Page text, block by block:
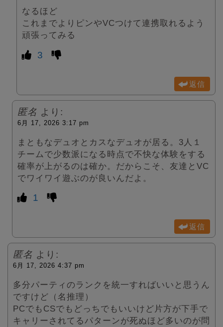
なるほど
これまでよりピンやVCつけて連携取れるよう
頑張ってみる
3
返信
匿名 より:
6月 17, 2026 3:17 pm
まともなデュオとカスなデュオが居る。3人１
チームで少数派になる時点で不快な体験をする
確率が上がるのは確か。だからこそ、友達とVC
でワイワイ遊ぶのが良いんだよ。
1
返信
匿名 より:
6月 17, 2026 4:37 pm
多分パーティのランクを統一すればいいと思うん
ですけど（名推理）
PCでもCSでもどっちでもいいけど片方が下手で
キャリーされてるパターンが死ぬほど多いのが問